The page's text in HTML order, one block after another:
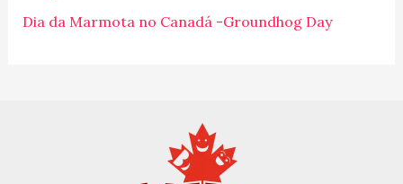
r
Dia da Marmota no Canadá -Groundhog Day